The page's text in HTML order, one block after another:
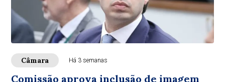
Câmara Há 3 semanas
Comissão aprova inclusão de imagem